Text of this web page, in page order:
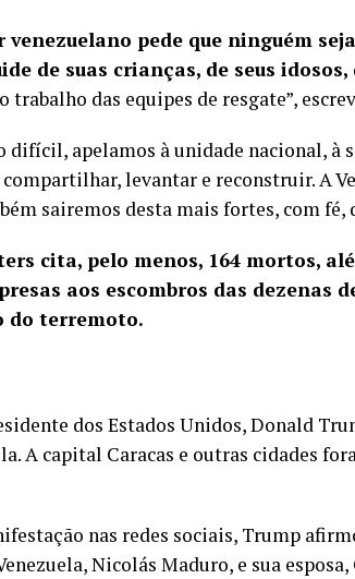
venezuelano pede que ninguém
de suas crianças, de seus idosos,
trabalho das equipes de resgate”,
difícil, apelamos à unidade nacional, à
levantar e reconstruir. A
sairemos desta mais fortes, com
cita, pelo menos, 164 mortos,
aos escombros das dezenas
do terremoto.
dos Estados Unidos, Donald
A capital Caracas e outras cidades
nas redes sociais, Trump
Nicolás Maduro, e sua